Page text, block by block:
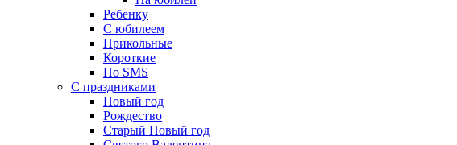
Ребенку
С юбилеем
Прикольные
Короткие
По SMS
С праздниками
Новый год
Рождество
Старый Новый год